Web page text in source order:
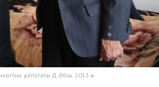
депутаты Д.Әбіш. 2013 ж.